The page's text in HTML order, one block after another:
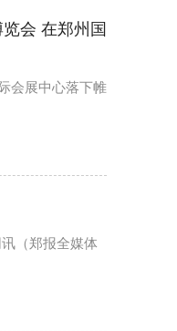
会 在郑州国
会展中心落下帷
（郑报全媒体